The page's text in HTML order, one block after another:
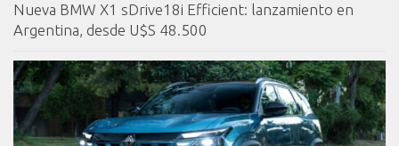
Nueva BMW X1 sDrive18i Efficient: lanzamiento en
Argentina, desde U$S 48.500